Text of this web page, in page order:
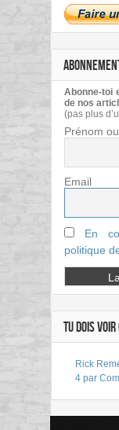
Abonne-toi
de nos
(pas plus
Prénom
Email
En
politique
TU DOIS
Rick
4 par